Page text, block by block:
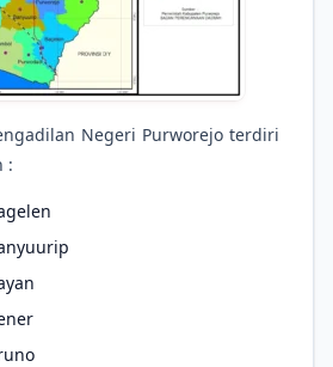
Negeri Purworejo terdiri
: